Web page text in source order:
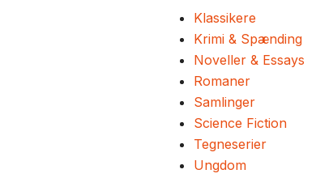
Klassikere
Krimi & Spænding
Noveller & Essays
Romaner
Samlinger
Science Fiction
Tegneserier
Ungdom